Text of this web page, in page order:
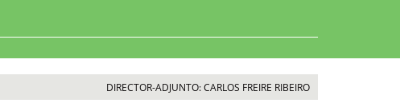
DIRECTOR-ADJUNTO: CARLOS FREIRE RIBEIRO